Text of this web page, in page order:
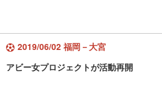
2019/06/02 福岡－大宮
アビー女プロジェクトが活動再開